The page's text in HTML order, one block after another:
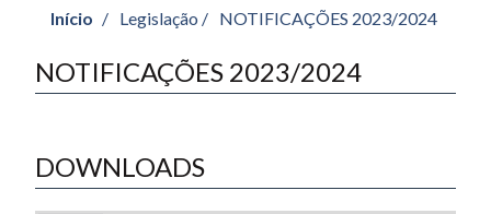
Início / Legislação / NOTIFICAÇÕES 2023/2024
NOTIFICAÇÕES 2023/2024
DOWNLOADS